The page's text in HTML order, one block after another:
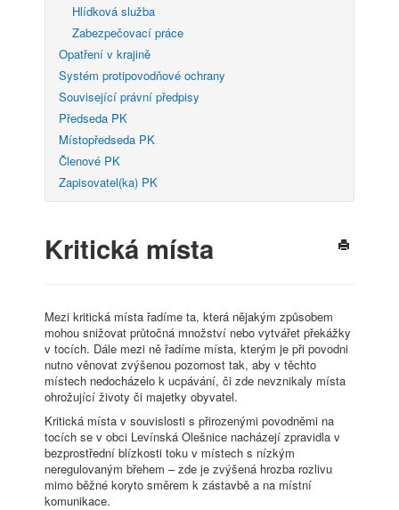
Hlídková služba
Zabezpečovací práce
Opatření v krajině
Systém protipovodňové ochrany
Související právní předpisy
Předseda PK
Místopředseda PK
Členové PK
Zapisovatel(ka) PK
Kritická místa
Mezi kritická místa řadíme ta, která nějakým způsobem
mohou snižovat průtočná množství nebo vytvářet překážky
v tocích. Dále mezi ně řadíme místa, kterým je při povodni
nutno věnovat zvýšenou pozornost tak, aby v těchto
místech nedocházelo k ucpávání, či zde nevznikaly místa
ohrožující životy či majetky obyvatel.
Kritická místa v souvislosti s přirozenými povodněmi na
tocích se v obci Levínská Olešnice nacházejí zpravidla v
bezprostřední blízkosti toku v místech s nízkým
neregulovaným břehem – zde je zvýšená hrozba rozlivu
mimo běžné koryto směrem k zástavbě a na místní
komunikace.